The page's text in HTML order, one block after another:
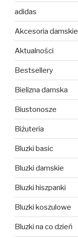
adidas
Akcesoria damskie
Aktualności
Bestsellery
Bielizna damska
Biustonosze
Biżuteria
Bluzki basic
Bluzki damskie
Bluzki hiszpanki
Bluzki koszulowe
Bluzki na co dzień